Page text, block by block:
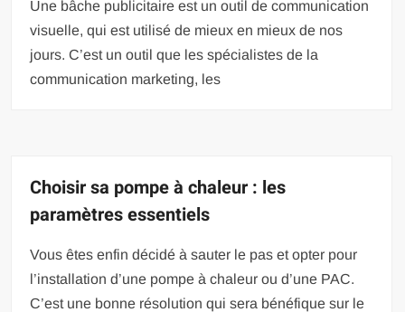
Une bâche publicitaire est un outil de communication
visuelle, qui est utilisé de mieux en mieux de nos
jours. C’est un outil que les spécialistes de la
communication marketing, les
Choisir sa pompe à chaleur : les
paramètres essentiels
Vous êtes enfin décidé à sauter le pas et opter pour
l’installation d’une pompe à chaleur ou d’une PAC.
C’est une bonne résolution qui sera bénéfique sur le